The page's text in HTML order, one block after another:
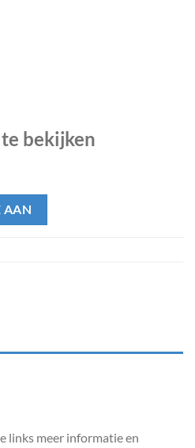
bekijken
AAN
links meer informatie en